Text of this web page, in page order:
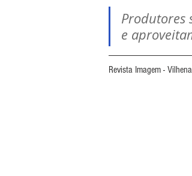
Produtores
e
Revista Imagem -